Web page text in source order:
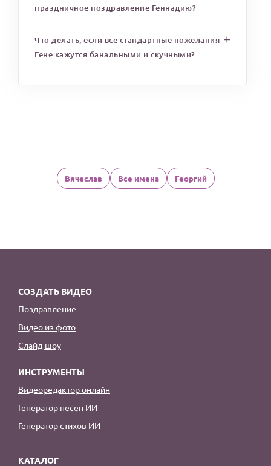
праздничное поздравление Геннадию?
Что делать, если все стандартные пожелания
Гене кажутся банальными и скучными?
Вячеслав Все имена Георгий
СОЗДАТЬ ВИДЕО
Поздравление
Видео из фото
Слайд-шоу
ИНСТРУМЕНТЫ
Видеоредактор онлайн
Генератор песен ИИ
Генератор стихов ИИ
КАТАЛОГ